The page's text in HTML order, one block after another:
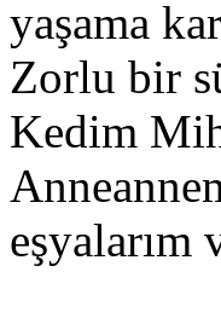
yaşama
Zorlu bir
Kedim
eşyalarım